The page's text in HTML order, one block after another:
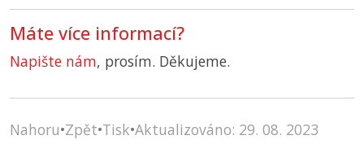
Máte více informací?
Napište nám, prosím. Děkujeme.
Nahoru•Zpět•Tisk•Aktualizováno: 29. 08. 2023